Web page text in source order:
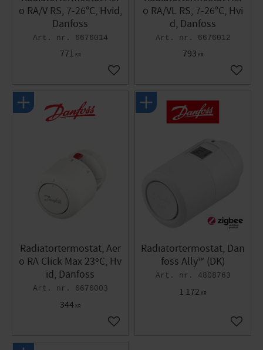
o RA/V RS, 7-26°C, Hvid,
Danfoss
6676014
771 KR
Gem som favorit
o RA/VL RS, 7-26°C, Hvi
d, Danfoss
6676012
793 KR
Gem
Radiatortermostat, Aer
o RA Click Max 23ºC, Hv
id, Danfoss
6676003
344KR
Gem som favorit
Radiatortermostat, Dan
foss Ally™ (DK)
4808763
1 172 KR
Gem